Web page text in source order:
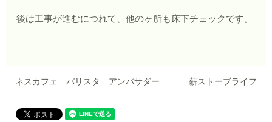
後は工事が進むにつれて、他のヶ所も床下チェックです。
ネスカフェ バリスタ アンバサダー 薪ストーブライフ